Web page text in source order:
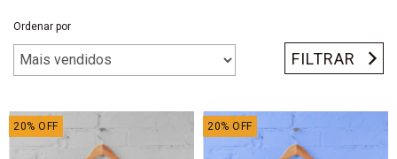
Ordenar por
FILTRAR
20% OFF 20% OFF